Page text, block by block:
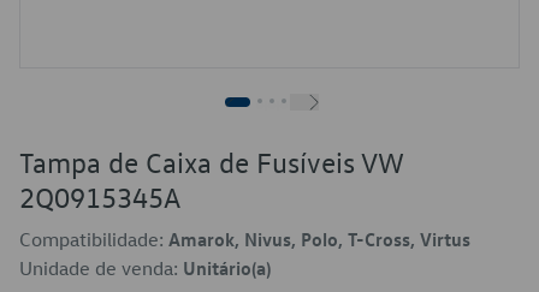
Tampa de Caixa de Fusíveis VW
2Q0915345A
Compatibilidade: Amarok, Nivus, Polo, T-Cross, Virtus
Unidade de venda: Unitário(a)